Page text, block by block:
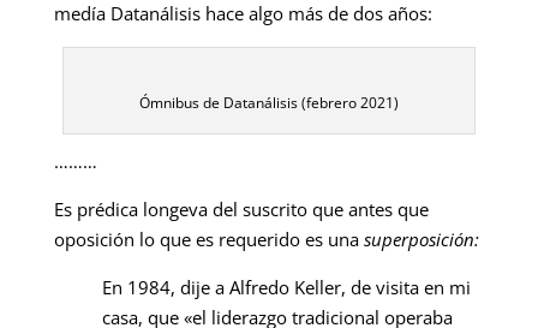
medía Datanálisis hace algo más de dos años:
Ómnibus de Datanálisis (febrero 2021)
………
Es prédica longeva del suscrito que antes que
oposición lo que es requerido es una superposición:
En 1984, dije a Alfredo Keller, de visita en mi
casa, que «el liderazgo tradicional operaba